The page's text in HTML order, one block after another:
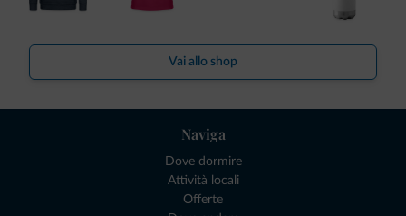
Vai allo shop
Naviga
Dove dormire
Attività locali
Offerte